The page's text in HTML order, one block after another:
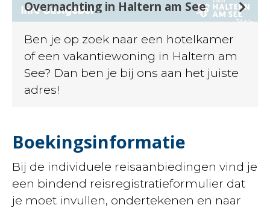
Overnachting in Haltern am See
Ben je op zoek naar een hotelkamer
of een vakantiewoning in Haltern am
See? Dan ben je bij ons aan het juiste
adres!
Boekingsinformatie
Bij de individuele reisaanbiedingen vind je
een bindend reisregistratieformulier dat
je moet invullen, ondertekenen en naar